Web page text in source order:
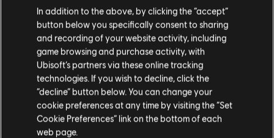
Stadia
由於 Google 已宣布 Stadia 將於 2023 年 1 月 18
日停止服務。
In addition to the above, by clicking the “accept”
button below you specifically consent to sharing
and recording of your website activity, including
game browsing and purchase activity, with
Ubisoft’s partners via these online tracking
technologies. If you wish to decline, click the
“decline” button below. You can change your
cookie preferences at any time by visiting the “Set
Cookie Preferences” link on the bottom of each
web page.